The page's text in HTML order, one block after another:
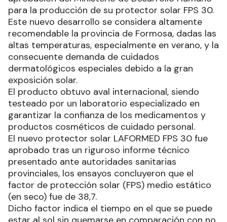
para la producción de su protector solar FPS 30.
Este nuevo desarrollo se considera altamente
recomendable la provincia de Formosa, dadas las
altas temperaturas, especialmente en verano, y la
consecuente demanda de cuidados
dermatológicos especiales debido a la gran
exposición solar.
El producto obtuvo aval internacional, siendo
testeado por un laboratorio especializado en
garantizar la confianza de los medicamentos y
productos cosméticos de cuidado personal.
El nuevo protector solar LAFORMED FPS 30 fue
aprobado tras un riguroso informe técnico
presentado ante autoridades sanitarias
provinciales, los ensayos concluyeron que el
factor de protección solar (FPS) medio estático
(en seco) fue de 38,7.
Dicho factor indica el tiempo en el que se puede